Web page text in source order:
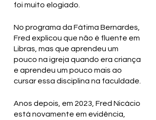
foi muito elogiado.
No programa da Fátima Bernardes,
Fred explicou que não é fluente em
Libras, mas que aprendeu um
pouco na igreja quando era criança
e aprendeu um pouco mais ao
cursar essa disciplina na faculdade.
Anos depois, em 2023, Fred Nicácio
está novamente em evidência,